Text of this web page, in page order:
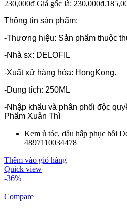
230,000₫ Giá gốc là: 230,000₫.
Thông tin sản phẩm:
-Thương hiệu: Sản phẩm thuộc
-Nhà sx: DELOFIL
-Xuất xứ hàng hóa: HongKong.
-Dung tích: 250ML
-Nhập khẩu và phân phối độc
Phẩm Xuân Thì
Kem ủ tóc, dầu hấp phục hồi
4897110034478
Thêm vào giỏ hàng
Quick view
-36%
Compare